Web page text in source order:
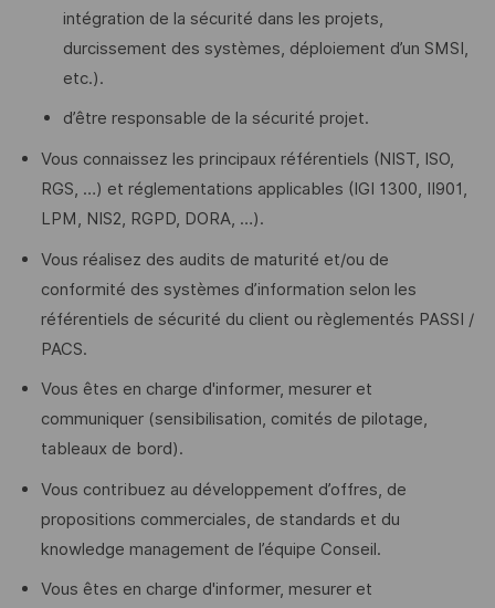
intégration de la sécurité dans les projets,
durcissement des systèmes, déploiement d’un SMSI,
etc.).
d’être responsable de la sécurité projet.
Vous connaissez les principaux référentiels (NIST, ISO,
RGS, …) et réglementations applicables (IGI 1300, II901,
LPM, NIS2, RGPD, DORA, …).
Vous réalisez des audits de maturité et/ou de
conformité des systèmes d’information selon les
référentiels de sécurité du client ou règlementés PASSI /
PACS.
Vous êtes en charge d'informer, mesurer et
communiquer (sensibilisation, comités de pilotage,
tableaux de bord).
Vous contribuez au développement d’offres, de
propositions commerciales, de standards et du
knowledge management de l’équipe Conseil.
Vous êtes en charge d'informer, mesurer et